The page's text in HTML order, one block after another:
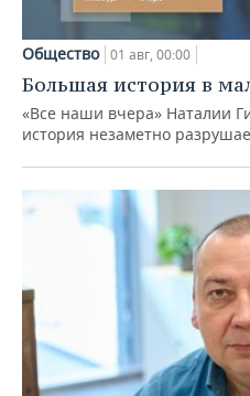
Общество 01 авг, 00:00
Большая история в
«Все наши вчера» Наталии
история незаметно